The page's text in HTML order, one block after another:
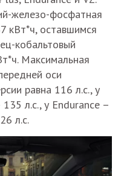
железо-фосфатная
кВт*ч, оставшимся
кобальтовый
Максимальная
оси
равна 116 л.с., у
л.с., у Endurance –
л.с.